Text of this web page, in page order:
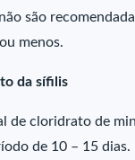
são
menos.
da sífilis
de cloridrato de
de 10 – 15 dias.